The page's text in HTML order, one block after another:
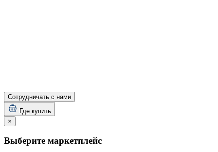
Сотрудничать с нами
Где купить
×
Выберите маркетплейс